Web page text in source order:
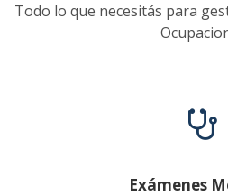
Todo lo que necesitás para
Exámenes